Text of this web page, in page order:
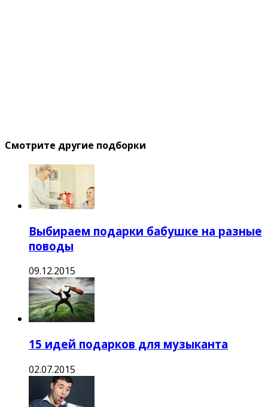
Смотрите другие подборки
Выбираем подарки бабушке на разные
поводы
09.12.2015
15 идей подарков для музыканта
02.07.2015